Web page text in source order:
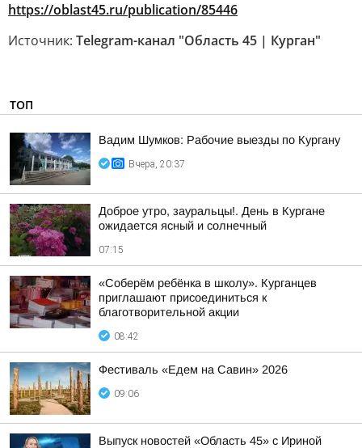
https://oblast45.ru/publication/85446
Источник: Telegram-канал "Область 45 | Курган"
ТОП
Вадим Шумков: Рабочие выезды по Кургану
Вчера, 20:37
Доброе утро, зауральцы!. День в Кургане
ожидается ясный и солнечный
07:15
«Соберём ребёнка в школу». Курганцев
приглашают присоединиться к
благотворительной акции
08:42
Фестиваль «Едем на Савин» 2026
09:06
Выпуск новостей «Область 45» с Ириной